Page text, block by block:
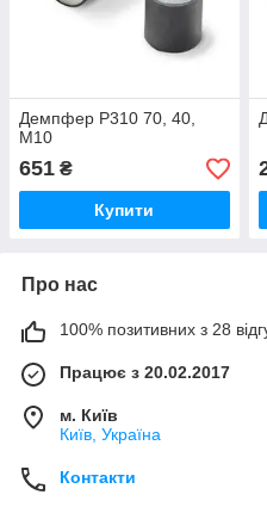
Демпфер P310 70, 40,
M10
651 ₴
Купити
Про нас
100% позитивних з 28
Працює з 20.02.2017
м. Київ
Київ, Україна
Контакти